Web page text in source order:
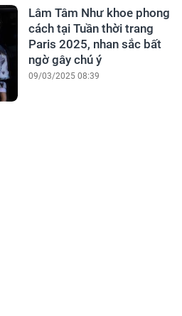
Lâm Tâm Như khoe phong
cách tại Tuần thời trang
Paris 2025, nhan sắc bất
ngờ gây chú ý
09/03/2025 08:39